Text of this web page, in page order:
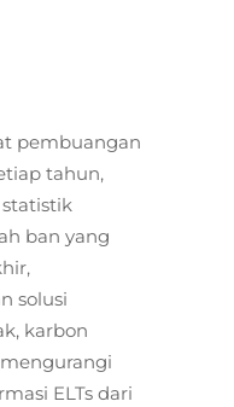
pembuangan
tahun,
ban yang
solusi
karbon
ELTs dari